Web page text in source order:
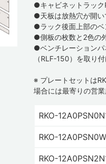
●キャビネットラック
●天板は放熱穴が開い
●ラック後面上部のベ
●側板の枚数と2色の
●ベンチレーションパ
（RLF-150）を取り付
※ プレートセットは
場合には最寄りの営
RKO-
RKO-
RKO-